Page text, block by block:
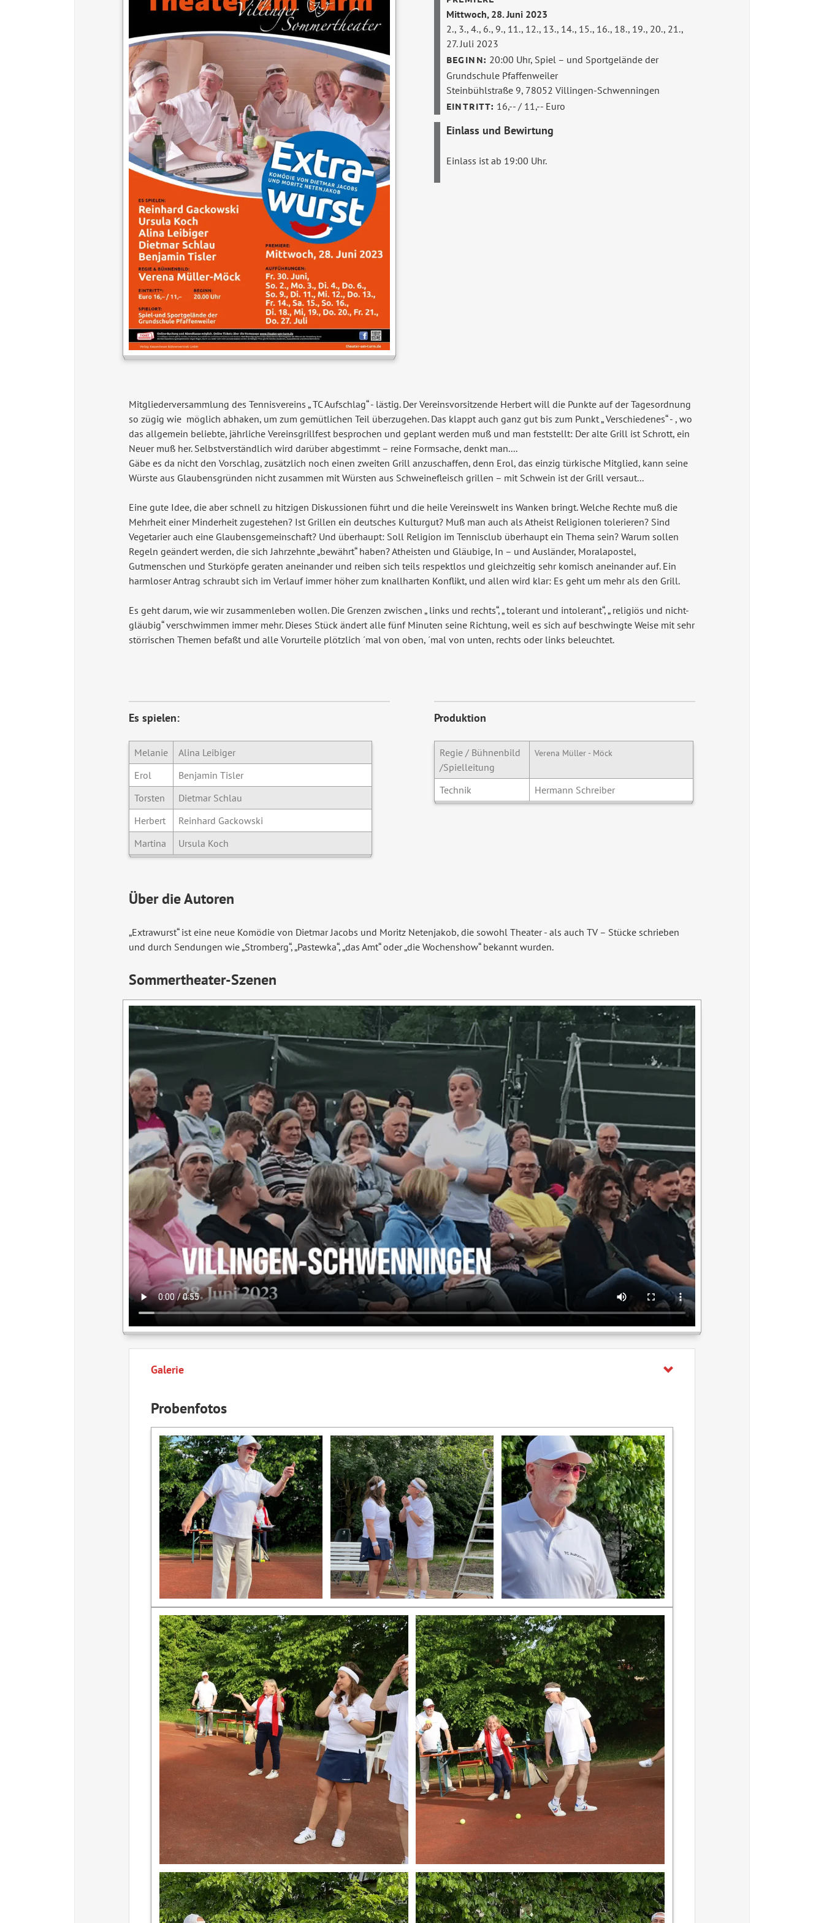
Mittwoch, 28. Juni 2023
2., 3., 4., 6., 9., 11., 12., 13., 14., 15., 16., 18., 19., 20., 21.,
27. Juli 2023
20:00 Uhr, Spiel – und Sportgelände der
Grundschule Pfaffenweiler
Steinbühlstraße 9, 78052 Villingen-Schwenningen
16,-- / 11,-- Euro
Einlass und Bewirtung
Einlass ist ab 19:00 Uhr.
Mitgliederversammlung des Tennisvereins „ TC Aufschlag“ - lästig. Der Vereinsvorsitzende Herbert will die Punkte auf der Tagesordnung
so zügig wie möglich abhaken, um zum gemütlichen Teil überzugehen. Das klappt auch ganz gut bis zum Punkt „ Verschiedenes“ - , wo
das allgemein beliebte, jährliche Vereinsgrillfest besprochen und geplant werden muß und man feststellt: Der alte Grill ist Schrott, ein
Neuer muß her. Selbstverständlich wird darüber abgestimmt – reine Formsache, denkt man....
Gäbe es da nicht den Vorschlag, zusätzlich noch einen zweiten Grill anzuschaffen, denn Erol, das einzig türkische Mitglied, kann seine
Würste aus Glaubensgründen nicht zusammen mit Würsten aus Schweinefleisch grillen – mit Schwein ist der Grill versaut...
Eine gute Idee, die aber schnell zu hitzigen Diskussionen führt und die heile Vereinswelt ins Wanken bringt. Welche Rechte muß die
Mehrheit einer Minderheit zugestehen? Ist Grillen ein deutsches Kulturgut? Muß man auch als Atheist Religionen tolerieren? Sind
Vegetarier auch eine Glaubensgemeinschaft? Und überhaupt: Soll Religion im Tennisclub überhaupt ein Thema sein? Warum sollen
Regeln geändert werden, die sich Jahrzehnte „bewährt“ haben? Atheisten und Gläubige, In – und Ausländer, Moralapostel,
Gutmenschen und Sturköpfe geraten aneinander und reiben sich teils respektlos und gleichzeitig sehr komisch aneinander auf. Ein
harmloser Antrag schraubt sich im Verlauf immer höher zum knallharten Konflikt, und allen wird klar: Es geht um mehr als den Grill.
Es geht darum, wie wir zusammenleben wollen. Die Grenzen zwischen „ links und rechts“, „ tolerant und intolerant“, „ religiös und nicht-
gläubig“ verschwimmen immer mehr. Dieses Stück ändert alle fünf Minuten seine Richtung, weil es sich auf beschwingte Weise mit sehr
störrischen Themen befaßt und alle Vorurteile plötzlich ´mal von oben, ´mal von unten, rechts oder links beleuchtet.
Es spielen:
Melanie
Alina Leibiger
Erol
Benjamin Tisler
Torsten
Dietmar Schlau
Herbert
Reinhard Gackowski
Martina
Ursula Koch
Produktion
Regie / Bühnenbild
/Spielleitung
Verena Müller - Möck
Technik Hermann Schreiber
Über die Autoren
„Extrawurst“ ist eine neue Komödie von Dietmar Jacobs und Moritz Netenjakob, die sowohl Theater - als auch TV – Stücke schrieben
und durch Sendungen wie „Stromberg“, „Pastewka“, „das Amt“ oder „die Wochenshow“ bekannt wurden.
Sommertheater-Szenen
Galerie
Probenfotos